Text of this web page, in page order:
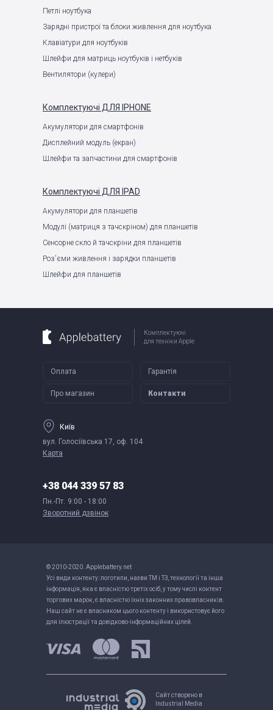
Петлі ноутбука
Зарядні пристрої та блоки живлення для ноутбука
Клавіатури для ноутбуків
Шлейфи для матриць ноутбуків і нетбуків
Вентилятори (кулери)
Комплектуючі ДЛЯ IPHONE
Акумулятори для смартфонів
Дисплейний модуль (екран)
Шлейфи та запчастини для смартфонів
Комплектуючі ДЛЯ IPAD
Акумулятори для планшетів
Модулі (матриця з тачскріном) для планшетів
Сенсорне скло й тачскріни для планшетів
Роз'єми живлення і зарядки планшетів
Шлейфи для планшетів
Комплектуючі
для техніки Apple
Оплата Гарантія
Про магазин Контакти
Київ
вул. Голосіївська 17, оф. 104
Карта
+38 044 339 57 83
Пн.-Пт. 9:00 - 18:00
Зворотний дзвінок
© 2010-2020. Applebattery.net
Усі види контенту: логотипи, назви ТМ і ТЗ, технології та інша
інформація, яка є власністю третіх осіб, у тому числі контент
торгових марок, є власністю їхніх законних правовласників.
Наш сайт не є власником цього контенту і використовує його
для ілюстрації та довідково-інформаційних цілей.
Сайт створено в
Industrial Media